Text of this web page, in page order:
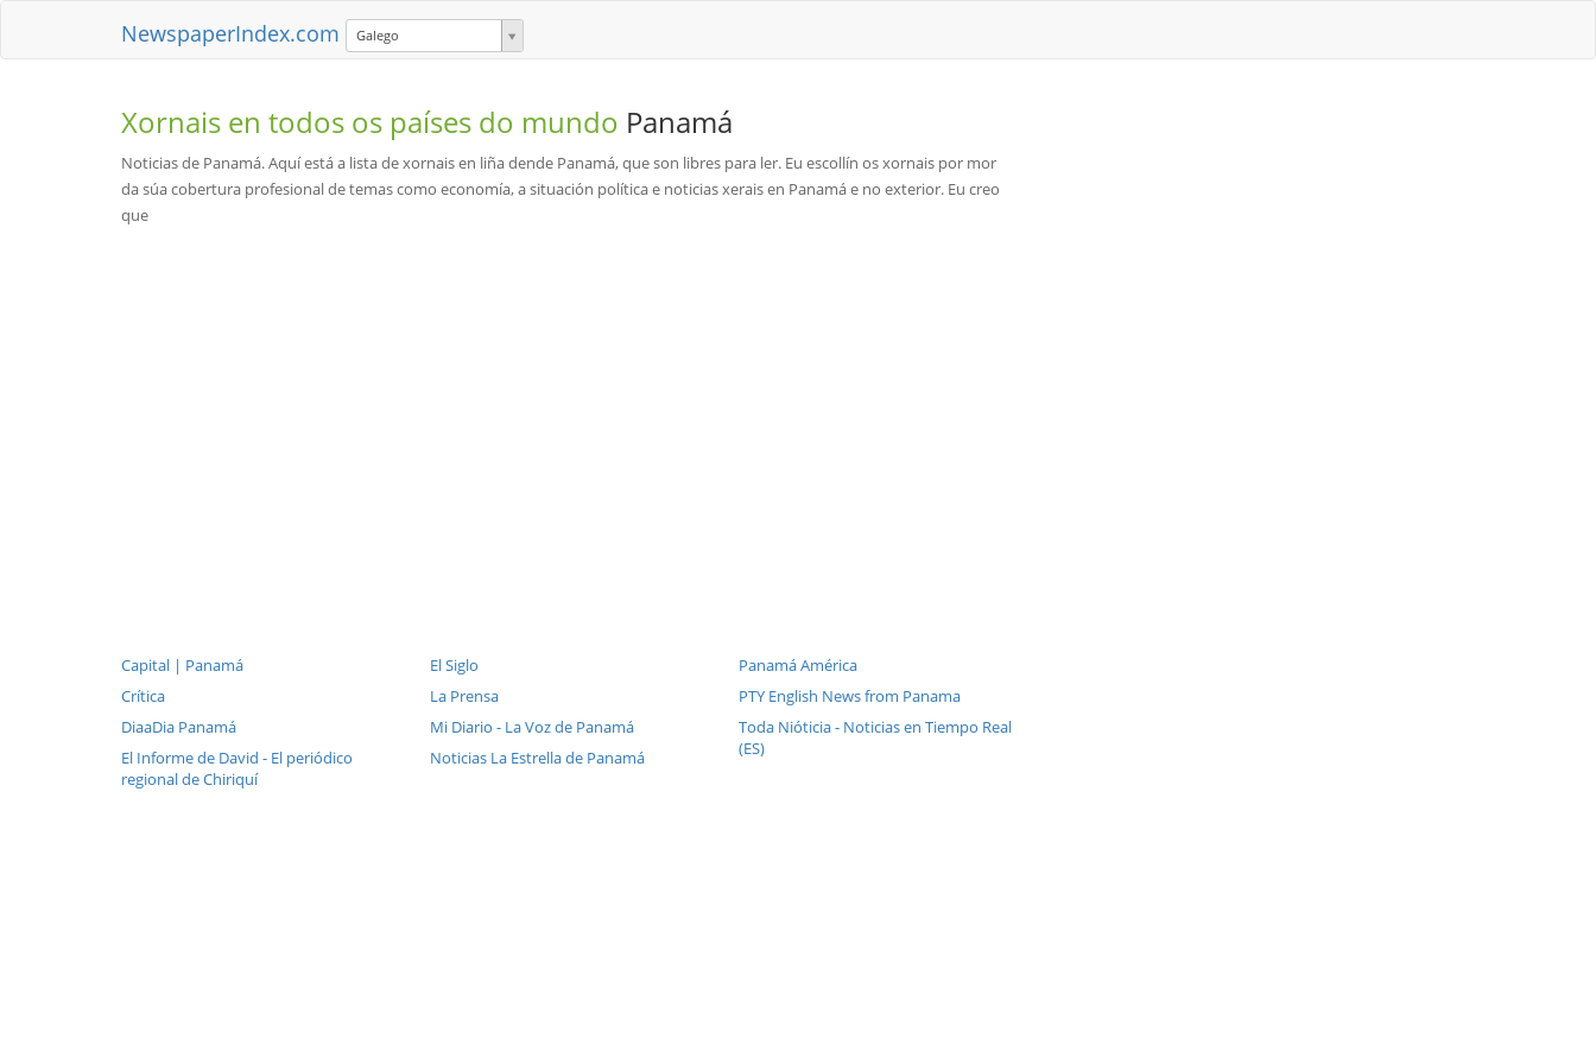
NewspaperIndex.com Galego
Xornais en todos os países do mundo Panamá
Noticias de Panamá. Aquí está a lista de xornais en liña dende Panamá, que son libres para ler. Eu escollín os xornais por mor
da súa cobertura profesional de temas como economía, a situación política e noticias xerais en Panamá e no exterior. Eu creo
que
Capital | Panamá
Crítica
DiaaDia Panamá
El Informe de David - El periódico
regional de Chiriquí
El Siglo
La Prensa
Mi Diario - La Voz de Panamá
Noticias La Estrella de Panamá
Panamá América
PTY English News from Panama
Toda Nióticia - Noticias en Tiempo Real
(ES)